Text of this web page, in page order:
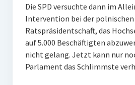
Die SPD versuchte dann im
Intervention bei der polnischen
Ratspräsidentschaft, das
auf 5.000 Beschäftigten
nicht gelang. Jetzt kann nur
Parlament das Schlimmste